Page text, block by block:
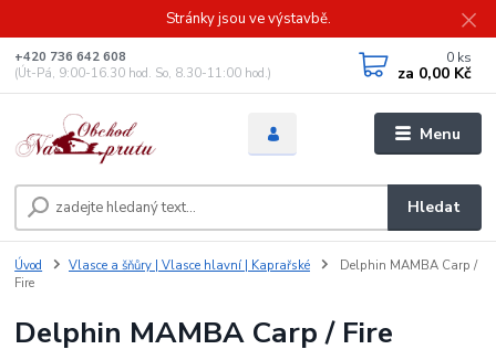
Stránky jsou ve výstavbě.
Menu
Hledat
+420 736 642 608
(Út-Pá, 9:00-16.30 hod. So, 8.30-11:00 hod.)
0 ks
za 0,00 Kč
Úvod Vlasce a šňůry | Vlasce hlavní | Kaprařské
Delphin MAMBA Carp /
Fire
Delphin MAMBA Carp / Fire